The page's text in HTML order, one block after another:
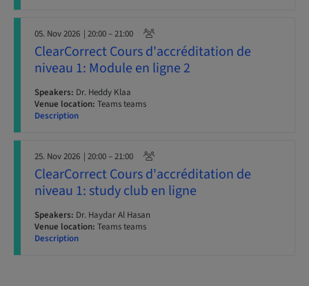
05. Nov 2026 | 20:00 – 21:00
ClearCorrect Cours d'accréditation de
niveau 1: Module en ligne 2
Speakers: Dr. Heddy Klaa
Venue location: Teams teams
Description
25. Nov 2026 | 20:00 – 21:00
ClearCorrect Cours d'accréditation de
niveau 1: study club en ligne
Speakers: Dr. Haydar Al Hasan
Venue location: Teams teams
Description